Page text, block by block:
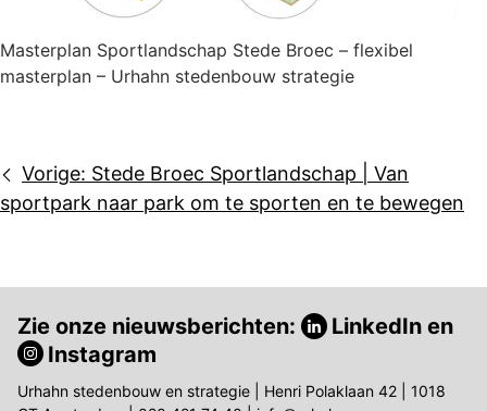
Masterplan Sportlandschap Stede Broec – flexibel
masterplan – Urhahn stedenbouw strategie
Bericht
navigatie
Vorige: Stede Broec Sportlandschap | Van
sportpark naar park om te sporten en te bewegen
Zie onze nieuwsberichten: LinkedIn en
Instagram
Urhahn stedenbouw en strategie | Henri Polaklaan 42 | 1018